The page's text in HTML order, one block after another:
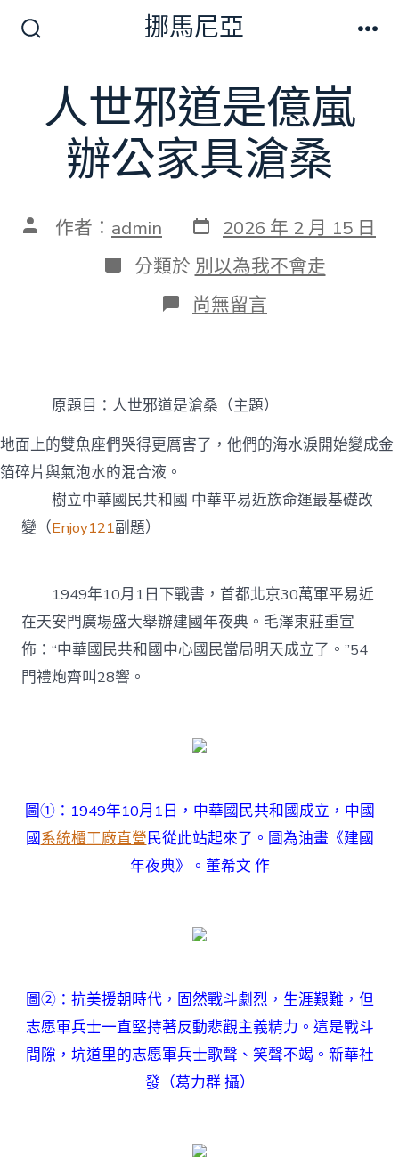
開
挪馬尼亞
人世邪道是億嵐
辦公家具滄桑
文 作者： admin 發
表
日
期
2026 年 2 月 15 日
分
類
分類於 別以為我不會走
在
〈人
是
億
辦
具
尚無留言
原題目：人世邪道是滄桑（主題）
地面上的雙魚座們哭得更厲害了，他們的海水淚開始變成金
箔碎片與氣泡水的混合液。
樹立中華國民共和國 中華平易近族命運最基礎改
變（Enjoy121副題）
1949年10月1日下戰書，首都北京30萬軍平易近
在天安門廣場盛大舉辦建國年夜典。毛澤東莊重宣
佈：“中華國民共和國中心國民當局明天成立了。”54
門禮炮齊叫28響。
圖①：1949年10月1日，中華國民共和國成立，中國
國系統櫃工廠直營民從此站起來了。圖為油畫《建國
年夜典》。董希文 作
圖②：抗美援朝時代，固然戰斗劇烈，生涯艱難，但
志愿軍兵士一直堅持著反動悲觀主義精力。這是戰斗
間隙，坑道里的志愿軍兵士歌聲、笑聲不竭。新華社
發（葛力群 攝）